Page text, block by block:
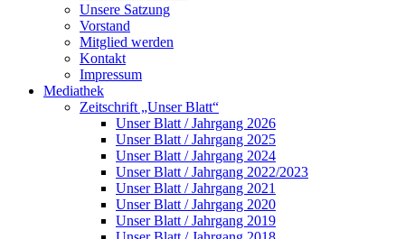
Unsere Satzung
Vorstand
Mitglied werden
Kontakt
Impressum
Mediathek
Zeitschrift „Unser Blatt“
Unser Blatt / Jahrgang 2026
Unser Blatt / Jahrgang 2025
Unser Blatt / Jahrgang 2024
Unser Blatt / Jahrgang 2022/2023
Unser Blatt / Jahrgang 2021
Unser Blatt / Jahrgang 2020
Unser Blatt / Jahrgang 2019